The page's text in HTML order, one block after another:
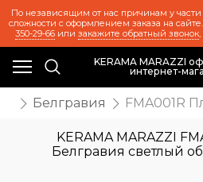
По независящим от нас причинам у части
сложности с оформлением заказа на
350-29-66или закажите обратный звонок,
KERAMA MARAZZI
интернет-
Белгравия FMA001R
KERAMA MARAZZI
Белгравия светлый